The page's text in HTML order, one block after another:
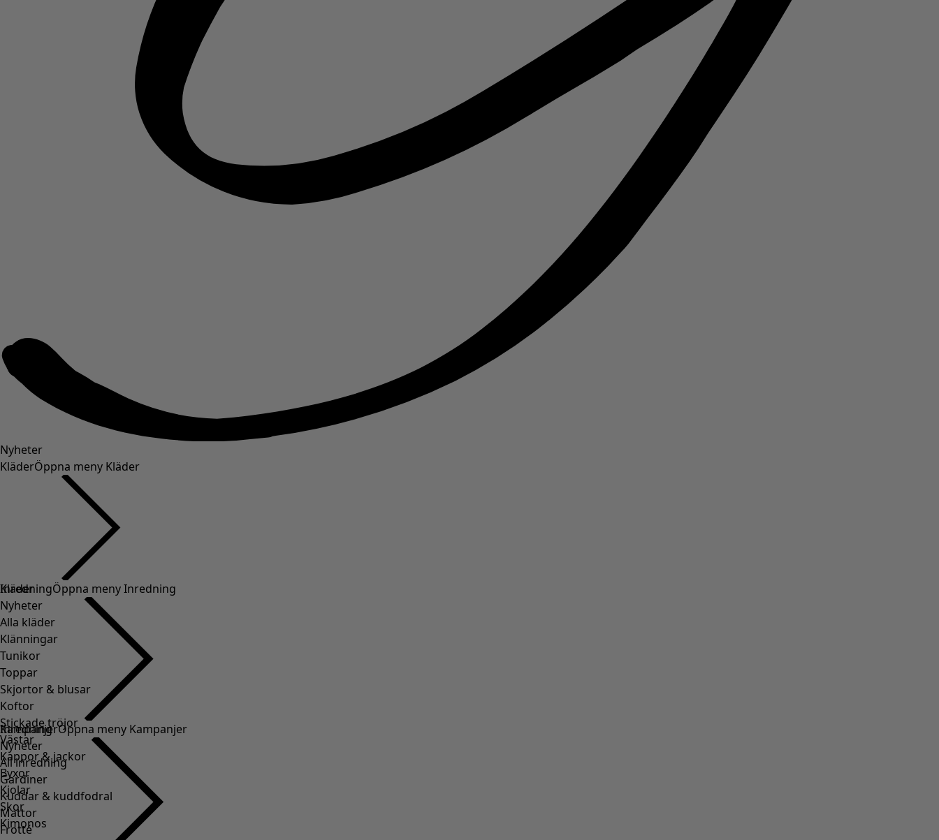
Nyheter
KläderÖppna meny Kläder
Kläder
Nyheter
Alla kläder
Klänningar
Tunikor
Toppar
Skjortor & blusar
Koftor
Stickade tröjor
Västar
Kappor & jackor
Byxor
Kjolar
Skor
Kimonos
InredningÖppna meny Inredning
Inredning
Nyheter
All inredning
Gardiner
Kuddar & kuddfodral
Mattor
Frotté
KampanjerÖppna meny Kampanjer